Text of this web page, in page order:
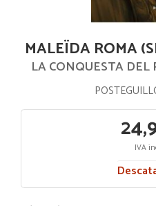
MALEÏDA ROMA
LA CONQUESTA DEL
IVA